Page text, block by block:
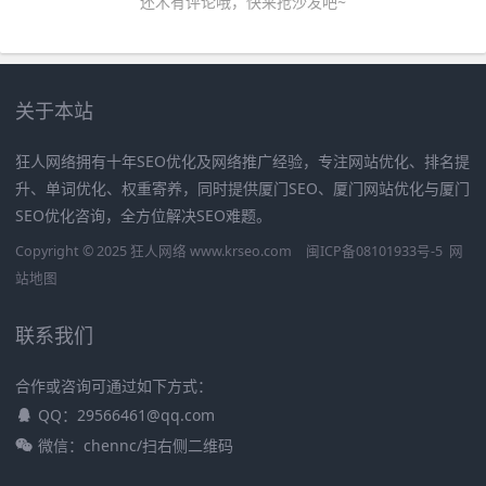
关于本站
狂人网络拥有十年SEO优化及网络推广经验，专注网站优化、排名提
升、单词优化、权重寄养，同时提供厦门SEO、厦门网站优化与厦门
SEO优化咨询，全方位解决SEO难题。
Copyright © 2025 狂人网络 www.krseo.com 闽ICP备08101933号-5 网
站地图
联系我们
合作或咨询可通过如下方式：
QQ：29566461@qq.com
微信：chennc/扫右侧二维码